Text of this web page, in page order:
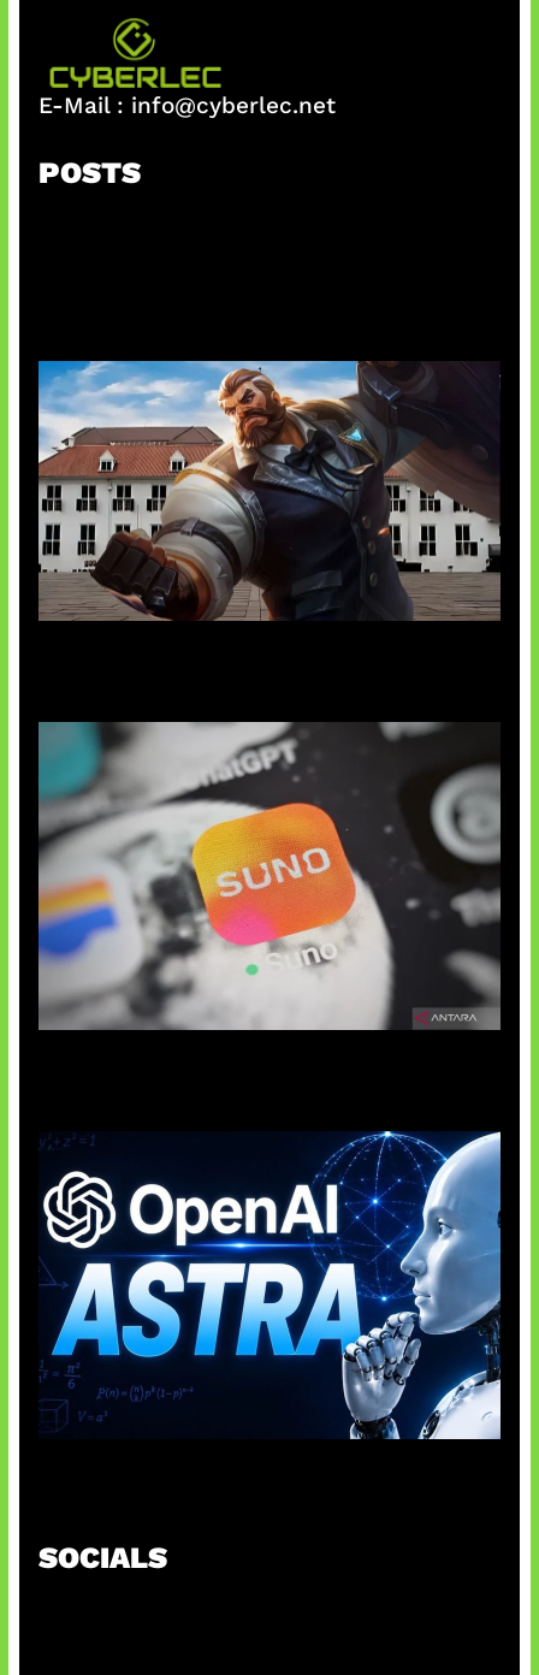
E-Mail : info@cyberlec.net
POSTS
SOCIALS